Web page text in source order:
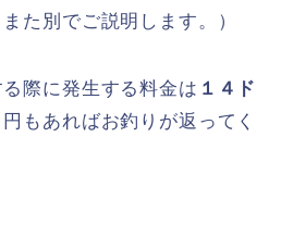
た別でご説明します。）
際に発生する料金は １４ド
もあればお釣りが返ってく